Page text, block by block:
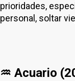
prioridades,
personal, soltar
♒ Acuario